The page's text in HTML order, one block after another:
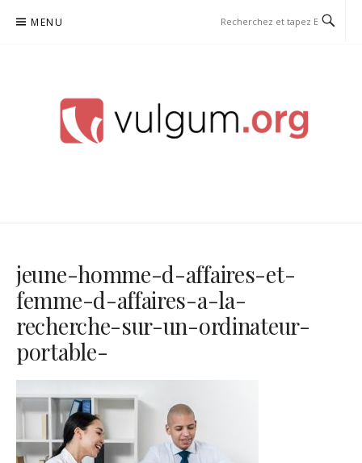
MENU
jeune-homme-d-affaires-et-
femme-d-affaires-a-la-
recherche-sur-un-ordinateur-
portable-